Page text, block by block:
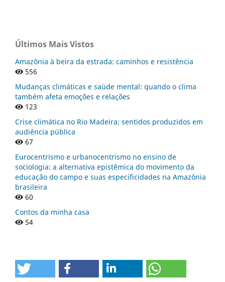
Últimos Mais Vistos
Amazônia à beira da estrada: caminhos e resistência
556
Mudanças climáticas e saúde mental: quando o clima
também afeta emoções e relações
123
Crise climática no Rio Madeira: sentidos produzidos em
audiência pública
67
Eurocentrismo e urbanocentrismo no ensino de
sociologia: a alternativa epistêmica do movimento da
educação do campo e suas especificidades na Amazônia
brasileira
60
Contos da minha casa
54